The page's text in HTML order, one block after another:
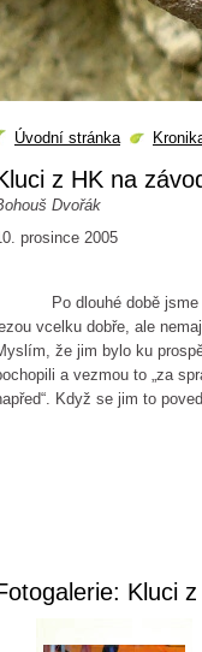
Úvodní stránka
z HK na
Dvořák
prosince 2005
Po dlouhé době jsme se
vcelku dobře, ale
že jim bylo ku
a vezmou to „za
Když se jim to
za HK
Kluci